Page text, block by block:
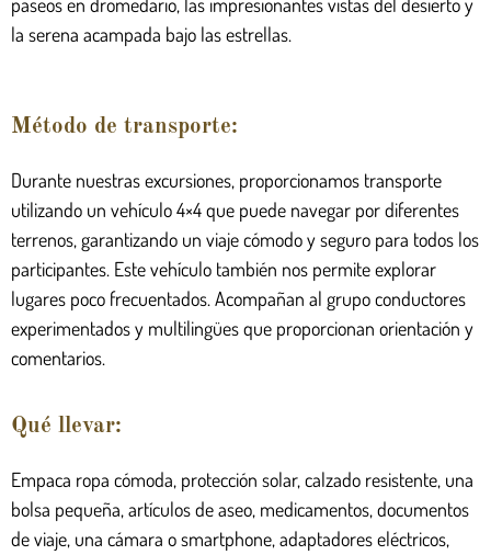
paseos en dromedario, las impresionantes vistas del desierto y
la serena acampada bajo las estrellas.
Método de transporte:
Durante nuestras excursiones, proporcionamos transporte
utilizando un vehículo 4×4 que puede navegar por diferentes
terrenos, garantizando un viaje cómodo y seguro para todos los
participantes. Este vehículo también nos permite explorar
lugares poco frecuentados. Acompañan al grupo conductores
experimentados y multilingües que proporcionan orientación y
comentarios.
Qué llevar:
Empaca ropa cómoda, protección solar, calzado resistente, una
bolsa pequeña, artículos de aseo, medicamentos, documentos
de viaje, una cámara o smartphone, adaptadores eléctricos,